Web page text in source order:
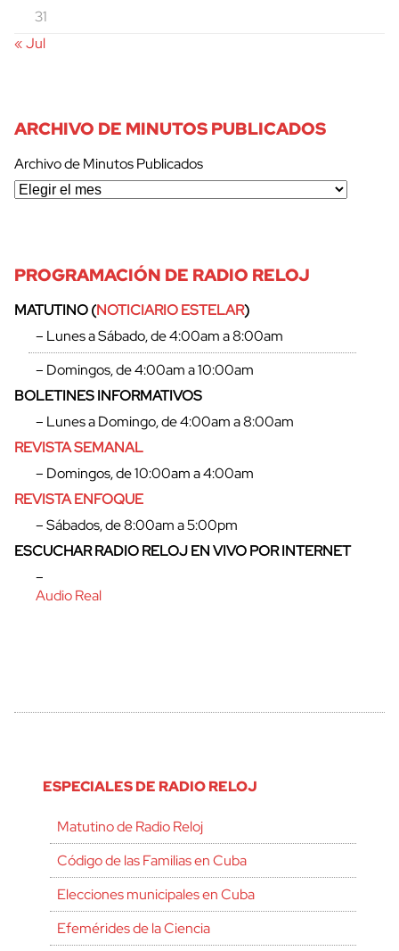
31
« Jul
ARCHIVO DE MINUTOS PUBLICADOS
Archivo de Minutos Publicados
PROGRAMACIÓN DE RADIO RELOJ
MATUTINO (NOTICIARIO ESTELAR)
– Lunes a Sábado, de 4:00am a 8:00am
– Domingos, de 4:00am a 10:00am
BOLETINES INFORMATIVOS
– Lunes a Domingo, de 4:00am a 8:00am
REVISTA SEMANAL
– Domingos, de 10:00am a 4:00am
REVISTA ENFOQUE
– Sábados, de 8:00am a 5:00pm
ESCUCHAR RADIO RELOJ EN VIVO POR INTERNET
–
Audio Real
ESPECIALES DE RADIO RELOJ
Matutino de Radio Reloj
Código de las Familias en Cuba
Elecciones municipales en Cuba
Efemérides de la Ciencia